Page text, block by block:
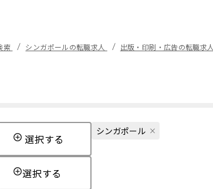
索 シンガポールの転職求人 出版・印刷・広告の転職求人
選択する
シンガポール
選択する